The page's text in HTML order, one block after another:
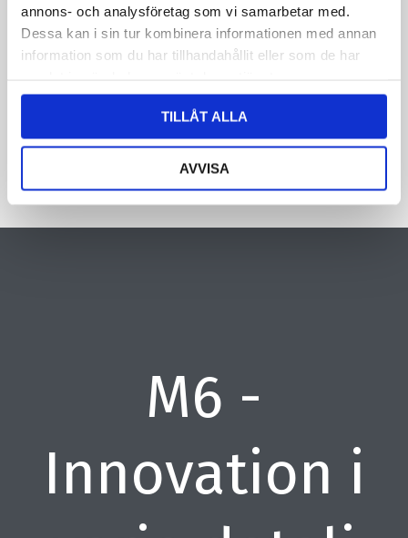
annons- och analysföretag som vi samarbetar med.
Dessa kan i sin tur kombinera informationen med annan
information som du har tillhandahållit eller som de har
TILLÅT ALLA
AVVISA
information om dig. Läs mer om hur vi behandlar dina
personuppgifter i vår integritetspolicy.
M6 -
Innovation i